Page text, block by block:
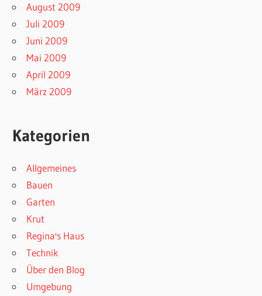
August 2009
Juli 2009
Juni 2009
Mai 2009
April 2009
März 2009
Kategorien
Allgemeines
Bauen
Garten
Krut
Regina's Haus
Technik
Über den Blog
Umgebung